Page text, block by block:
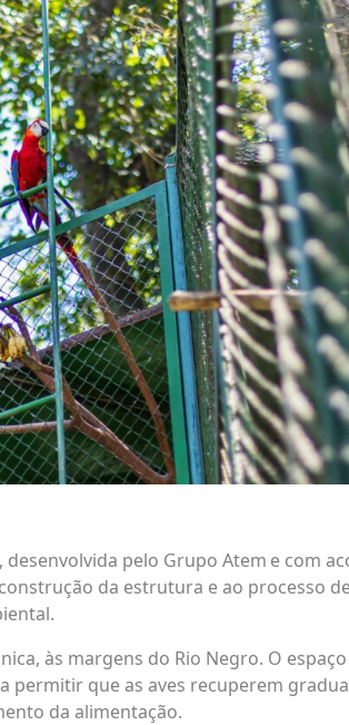
desenvolvida pelo Grupo Atem e com
da estrutura e ao processo
às margens do Rio Negro. O
que as aves recuperem
da alimentação.